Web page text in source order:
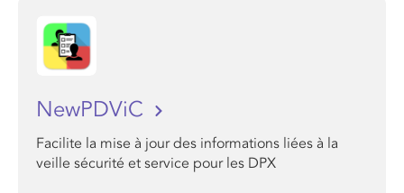
NewPDViC
Facilite la mise à jour des informations liées à la
veille sécurité et service pour les DPX